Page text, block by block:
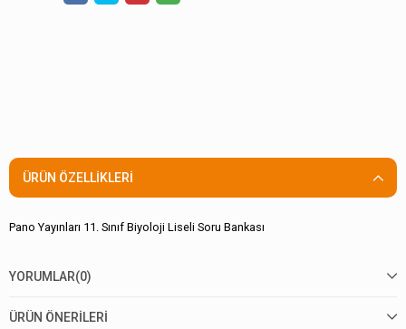
ÜRÜN ÖZELLIKLERI
Pano Yayınları 11. Sınıf Biyoloji Liseli Soru Bankası
YORUMLAR(0)
ÜRÜN ÖNERILERI